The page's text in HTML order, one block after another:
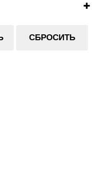
СБРОСИТЬ